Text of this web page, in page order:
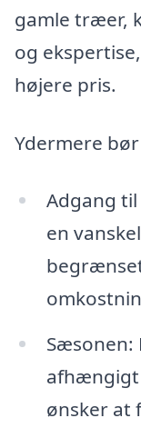
gamle træer,
og
højere pris.
Ydermere
Adgang
en
Sæsonen:
afhængigt
ønsker at